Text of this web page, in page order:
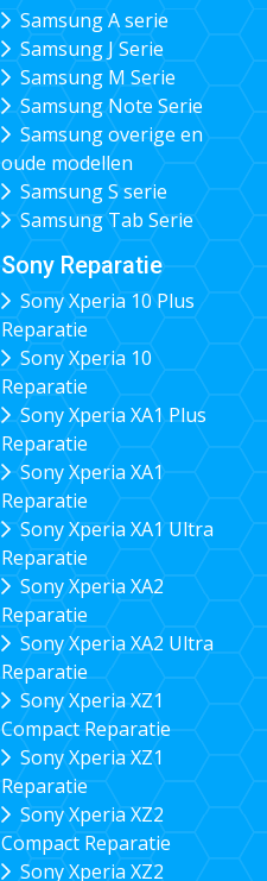
Samsung A serie
Samsung J Serie
Samsung M Serie
Samsung Note Serie
Samsung overige en
oude modellen
Samsung S serie
Samsung Tab Serie
Sony Reparatie
Sony Xperia 10 Plus
Reparatie
Sony Xperia 10
Reparatie
Sony Xperia XA1 Plus
Reparatie
Sony Xperia XA1
Reparatie
Sony Xperia XA1 Ultra
Reparatie
Sony Xperia XA2
Reparatie
Sony Xperia XA2 Ultra
Reparatie
Sony Xperia XZ1
Compact Reparatie
Sony Xperia XZ1
Reparatie
Sony Xperia XZ2
Compact Reparatie
Sony Xperia XZ2